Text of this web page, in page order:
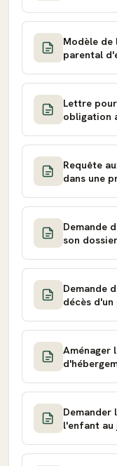
Modèle
parental
Lettre
obligation
Requête
dans une
Demande
son
Demande
décès
Aménager
Demander
l'enfant au